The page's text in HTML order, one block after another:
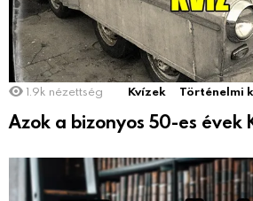
1.9k nézettség Kvízek Történelmi
Azok a bizonyos 50-es évek